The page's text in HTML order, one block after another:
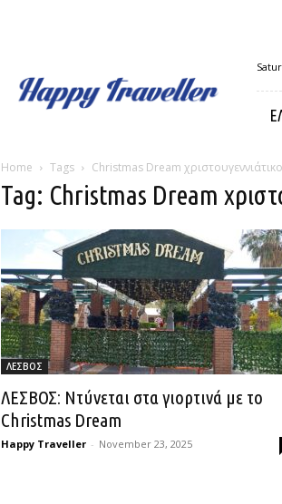
Traveller
Home Tags Christmas Dream
Tag: Christmas Dream
ΛΕΣΒΟΣ
ΛΕΣΒΟΣ: Ντύνεται στα γιορτινά με το
Christmas Dream
Happy Traveller - November 23, 2025